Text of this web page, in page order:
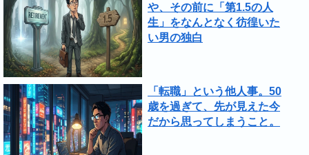
や、その前に「第1.5の人
生」をなんとなく彷徨いた
い男の独白
「転職」という他人事。50
歳を過ぎて、先が見えた今
だから思ってしまうこと。